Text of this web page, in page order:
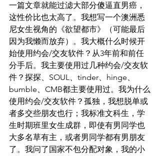
一篇文章就能过滤大部分傻逼直男癌，
这性价比也太高了。我想写一个澳洲悉
尼女生视角的《欲望都市》（可能最后
因为我懒而放弃）。我大概什么时候开
始使用约会/交友软件？从3年前和前任
分手后。我主要使用过几种约会/交友软
件？探探、SOUL、tinder、hinge、
bumble、CMB都主要使用过。我为什么
使用约会/交友软件？孤独，我想脱单或
者多交些朋友也行；我标准文科生，学
生时期班里女生成群，即使有男同学也
大多名草有主，或者男同学都有男朋友
了。我问了国家不包分配对象，我的小